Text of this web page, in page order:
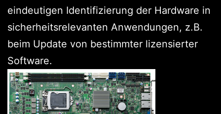
eindeutigen Identifizierung der Hardware in
sicherheitsrelevanten Anwendungen, z.B.
beim Update von bestimmter lizensierter
Software.